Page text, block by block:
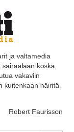
ja valtamedia
koska
vakaviin
kuitenkaan häiritä
Robert Faurisson